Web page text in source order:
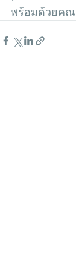
พร้อมด้วยค